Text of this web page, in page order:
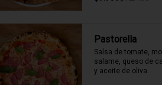
Pastorella
Salsa de tomate,
salame, queso de
y aceite de oliva.